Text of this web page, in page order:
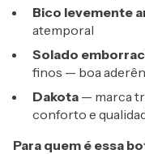
Bico levemente
atemporal
Solado
finos — boa
Dakota — marca
conforto e
Para quem é essa